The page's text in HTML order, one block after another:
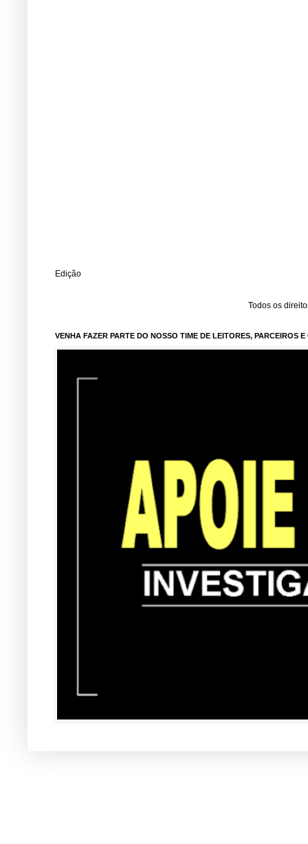
Edição
Todos os
VENHA FAZER PARTE DO NOSSO TIME DE LEITORES, PARCEIROS